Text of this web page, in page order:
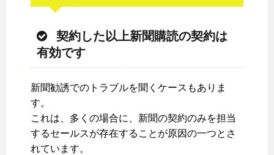
契約した以上新聞購読の契約は
有効です
新聞勧誘でのトラブルを聞くケースもありま
す。
これは、多くの場合に、新聞の契約のみを担当
するセールスが存在することが原因の一つとさ
れています。